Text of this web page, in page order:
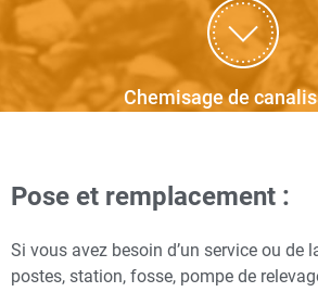
Chemisage de
Pose et remplacement :
Si vous avez besoin d’un service ou de
postes, station, fosse, pompe de